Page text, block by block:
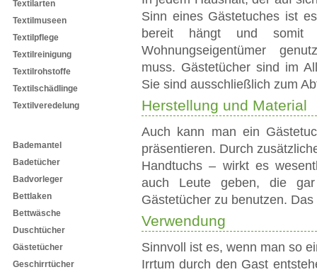
Textilarten
Textilmuseen
Textilpflege
Textilreinigung
Textilrohstoffe
Textilschädlinge
Textilveredelung
Bademantel
Badetücher
Badvorleger
Bettlaken
Bettwäsche
Duschtücher
Gästetücher
Geschirrtücher
Sinn eines Gästetuches ist
bereit hängt und
Wohnungseigentümer
muss. Gästetücher sind im
Sie sind ausschließlich zum
Herstellung und Material
Auch kann man ein
präsentieren. Durch
Handtuchs – wirkt es
auch Leute geben, die
Gästetücher zu benutzen.
Verwendung
Sinnvoll ist es, wenn man so
Irrtum durch den Gast